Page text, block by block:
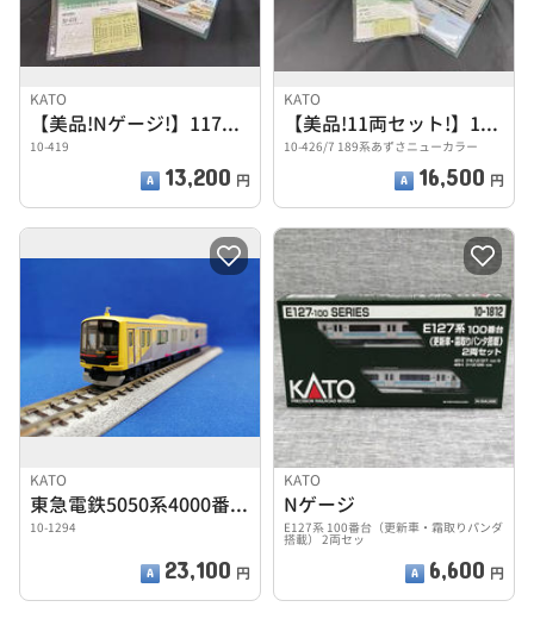
KATO
【美品!Nゲージ!】117系直流近郊電車6両セット
10-419
13,200 円
KATO
【美品!11両セット!】189系あずさニューカラー
10-426/7 189系あずさニューカラー
16,500 円
KATO
東急電鉄5050系4000番台渋谷ヒカリエ号１０両セット
10-1294
23,100 円
KATO
Nゲージ
E127系 100番台（更新車・霜取りパンダ
搭載） 2両セッ
6,600 円